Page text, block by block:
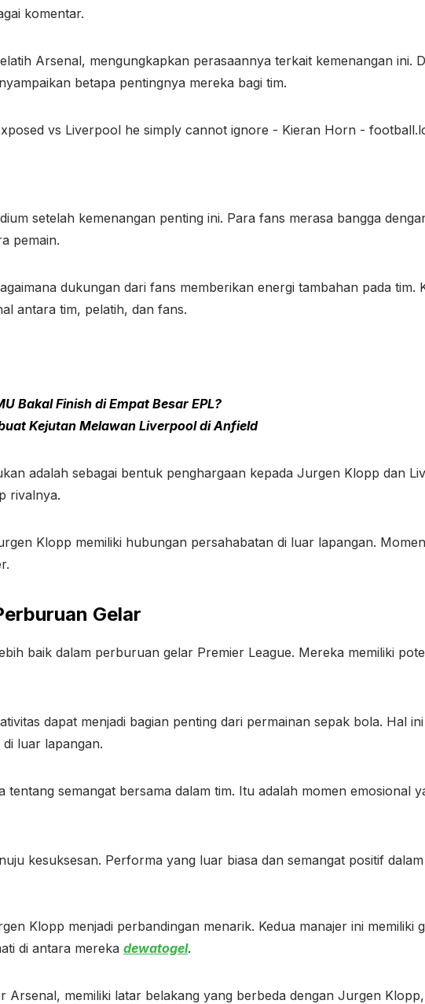
komentar.
Arsenal, mengungkapkan perasaannya terkait kemenangan ini.
betapa pentingnya mereka bagi tim.
setelah kemenangan penting ini. Para fans merasa bangga
pemain.
dukungan dari fans memberikan energi tambahan pada tim.
antara tim, pelatih, dan fans.
Bakal Finish di Empat Besar EPL?
Kejutan Melawan Liverpool di Anfield
adalah sebagai bentuk penghargaan kepada Jurgen Klopp dan
rivalnya.
Klopp memiliki hubungan persahabatan di luar lapangan.
Gelar
baik dalam perburuan gelar Premier League. Mereka memiliki
dapat menjadi bagian penting dari permainan sepak bola. Hal
luar lapangan.
semangat bersama dalam tim. Itu adalah momen emosional
kesuksesan. Performa yang luar biasa dan semangat positif
Klopp menjadi perbandingan menarik. Kedua manajer ini memiliki
di antara mereka dewatogel.
Arsenal, memiliki latar belakang yang berbeda dengan Jurgen